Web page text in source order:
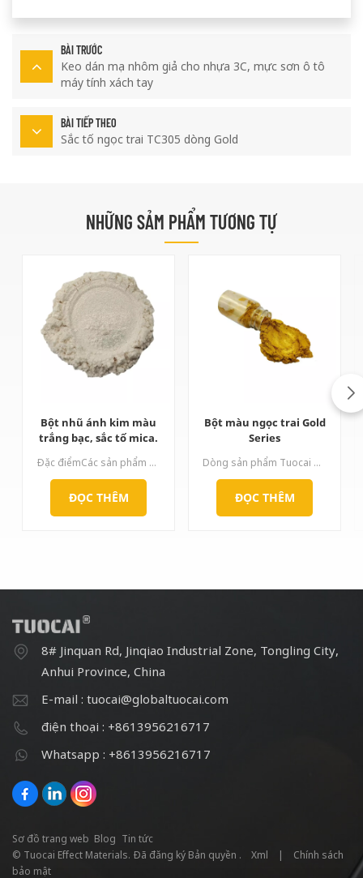
BÀI TRƯỚC
Keo dán mạ nhôm giả cho nhựa 3C, mực sơn ô tô
máy tính xách tay
BÀI TIẾP THEO
Sắc tố ngọc trai TC305 dòng Gold
NHỮNG SẢM PHẨM TƯƠNG TỰ
Bột nhũ ánh kim màu
trắng bạc, sắc tố mica.
Đặc điểmCác sản phẩm dòng Silver Series có đặc điểm là độ trắng tốt và độ bóng ngọc trai rõ rệt. Theo dạng tinh thể của titan dioxide, nó có thể được chia thành hai loại: loại rutile và loại anatase, và các sản phẩm dòng rutile có khả năng chống chịu thời tiết tốt hơn. Dòng sản phẩm bột màu ngọc trai này có nhiều thông số kích thước hạt, kích thước hạt mịn sẽ tạo hiệu ứng mềm mại và mịn màng, còn kích thước hạt thô sẽ tạo hiệu ứng lấp lánh mạnh mẽ.
ĐỌC THÊM
Bột màu ngọc trai Gold
Series
Dòng sản phẩm Tuocai Gold được phủ titan dioxide và oxit sắt (III) lên bề mặt mica. Sản phẩm có thể tạo ra ánh kim với nhiều sắc thái khác nhau bằng cách kiểm soát chính xác tỷ lệ phủ titan dioxide và oxit sắt. Sản phẩm không độc hại, không vị, chịu nhiệt độ cao, kháng axit và kiềm, chống ánh sáng và không dẫn điện tuyệt vời. Sản phẩm khắc phục được vấn đề đổi màu của bột đồng truyền thống trong điều kiện khắc nghiệt. Màu vàng của dòng sản phẩm này hoàn thiện.
ĐỌC THÊM
8# Jinquan Rd, Jinqiao Industrial Zone, Tongling City,
Anhui Province, China
E-mail : tuocai@globaltuocai.com
điện thoại : +8613956216717
Whatsapp : +8613956216717
Sơ đồ trang web Blog Tin tức
© Tuocai Effect Materials. Đã đăng ký Bản quyền .
Xml |
Chính sách
bảo mật